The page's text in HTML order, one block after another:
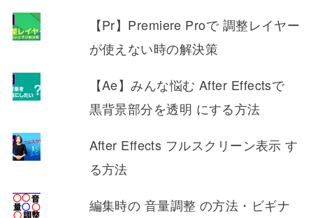
【Pr】Premiere Proで 調整レイヤー
が使えない時の解決策
【Ae】みんな悩む After Effectsで
黒背景部分を透明 にする方法
After Effects フルスクリーン表示 す
る方法
編集時の 音量調整 の方法・ビギナ